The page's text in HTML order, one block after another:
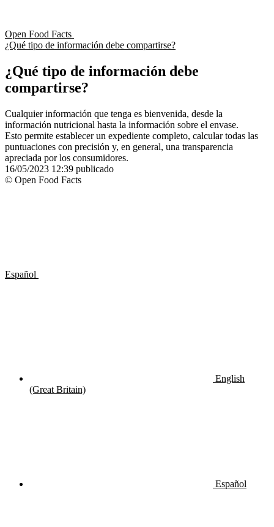
Open Food Facts
¿Qué tipo de información debe compartirse?
¿Qué tipo de información debe
compartirse?
Cualquier información que tenga es bienvenida, desde la
información nutricional hasta la información sobre el envase.
Esto permite establecer un expediente completo, calcular todas las
puntuaciones con precisión y, en general, una transparencia
apreciada por los consumidores.
16/05/2023 12:39 publicado
© Open Food Facts
Español
English
(Great Britain)
Español